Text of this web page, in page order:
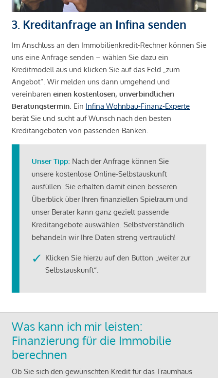
3. Kreditanfrage an Infina senden
Im Anschluss an den Immobilienkredit-Rechner können Sie
uns eine Anfrage senden – wählen Sie dazu ein
Kreditmodell aus und klicken Sie auf das Feld „zum
Angebot“. Wir melden uns dann umgehend und
vereinbaren einen kostenlosen, unverbindlichen
Beratungstermin . Ein Infina Wohnbau-Finanz-Experte
berät Sie und sucht auf Wunsch nach den besten
Kreditangeboten von passenden Banken.
Unser Tipp: Nach der Anfrage können Sie
unsere kostenlose Online-Selbstauskunft
ausfüllen. Sie erhalten damit einen besseren
Überblick über Ihren finanziellen Spielraum und
unser Berater kann ganz gezielt passende
Kreditangebote auswählen. Selbstverständlich
behandeln wir Ihre Daten streng vertraulich!
Klicken Sie hierzu auf den Button „weiter zur
Selbstauskunft“.
Was kann ich mir leisten:
Finanzierung für die Immobilie
berechnen
Ob Sie sich den gewünschten Kredit für das Traumhaus